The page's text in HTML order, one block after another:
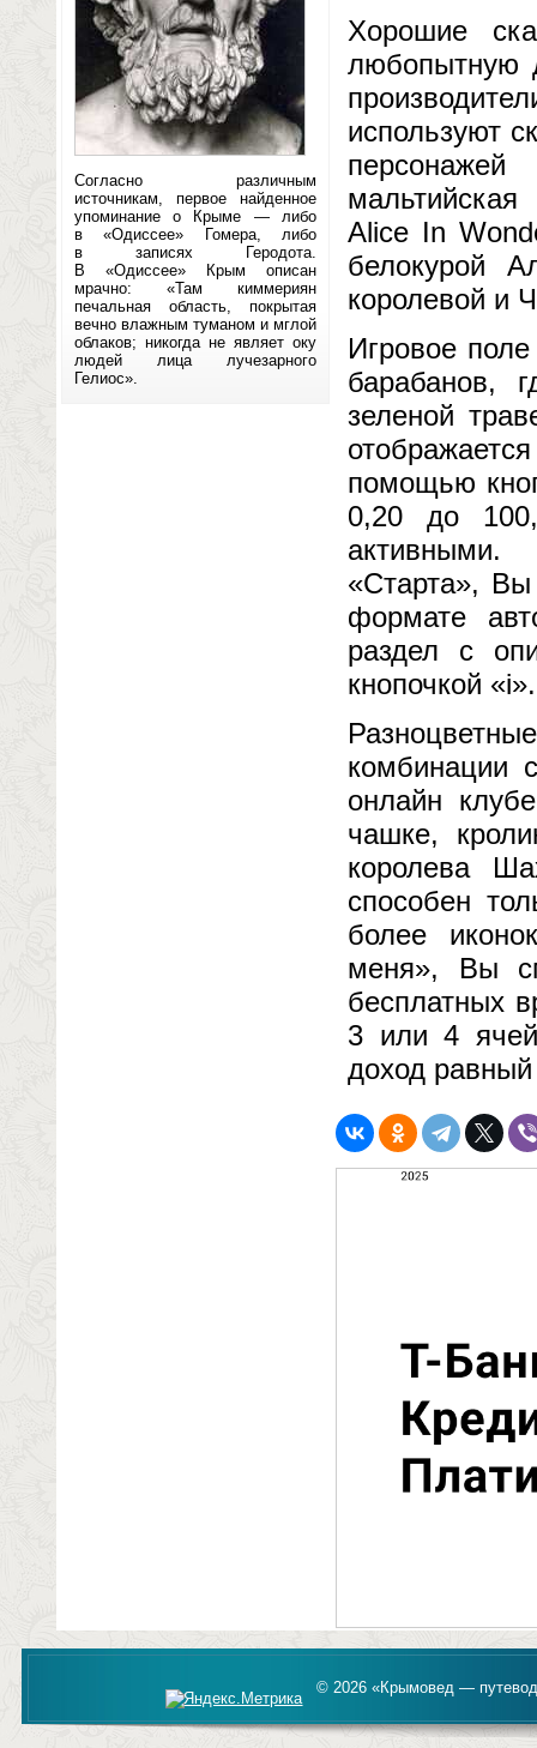
Согласно различным
источникам, первое найденное
упоминание о Крыме — либо
в «Одиссее» Гомера, либо
в записях Геродота.
В «Одиссее» Крым описан
мрачно: «Там киммериян
печальная область, покрытая
вечно влажным туманом и мглой
облаков; никогда не являет оку
людей лица лучезарного
Гелиос».
Хорошие
любопытную
используют
Alice In
белокурой
королевой и
Игровое
барабанов,
зеленой
помощью
0,20 до
активными.
«Старта»,
формате
раздел с
кнопочкой «i».
комбинации
онлайн
чашке,
королева
способен
более
меня», Вы
бесплатных
3 или 4
доход
© 2026 «Крымовед —